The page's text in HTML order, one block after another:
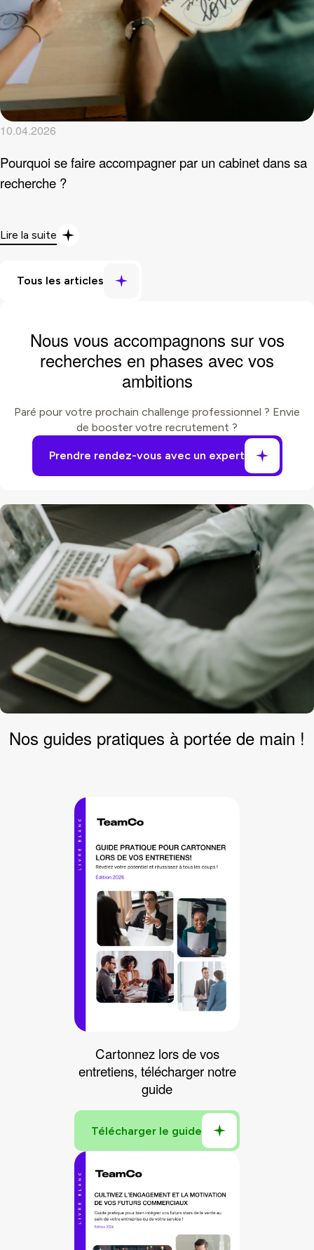
10.04.2026
Pourquoi se faire accompagner par un cabinet dans sa
recherche ?
Lire la suite
Nous vous accompagnons sur vos
recherches en phases avec vos
ambitions
Paré pour votre prochain challenge professionnel ? Envie
de booster votre recrutement ?
Nos guides pratiques à portée de main !
Cartonnez lors de vos
entretiens, télécharger notre
guide